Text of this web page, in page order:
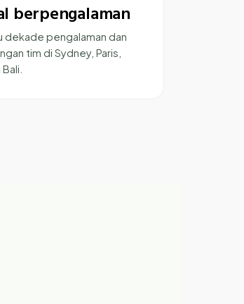
berpengalaman
dekade pengalaman dan
tim di Sydney, Paris,